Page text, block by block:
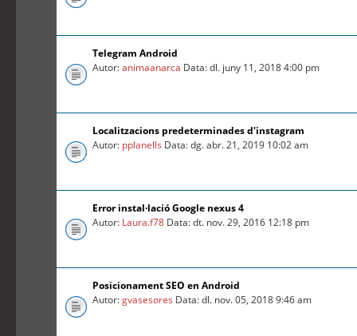
Telegram Android
Autor:animaanarca Data: dl. juny 11, 2018 4:00 pm
Localitzacions predeterminades d'instagram
Autor: pplanells Data: dg. abr. 21, 2019 10:02 am
Error instal·lació Google nexus 4
Autor: Laura.f78 Data: dt. nov. 29, 2016 12:18 pm
Posicionament SEO en Android
Autor:gvasesores Data: dl. nov. 05, 2018 9:46 am